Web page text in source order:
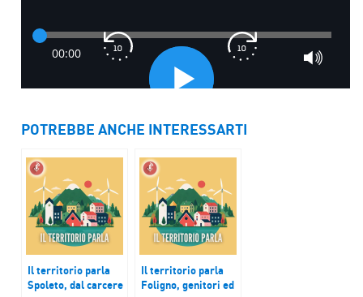
POTREBBE ANCHE INTERESSARTI
Il territorio parla
Spoleto, dal carcere
Il territorio parla
Foligno, genitori ed